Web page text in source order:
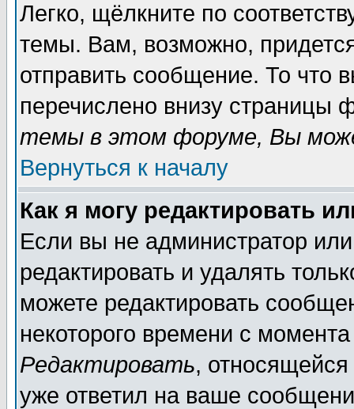
Легко, щёлкните по
темы. Вам, возможно,
отправить сообщение. То что
перечислено внизу страницы
темы в этом форуме, Вы
Вернуться к началу
Как я могу редактировать
Если вы не администратор
редактировать и удалять
можете редактировать
некоторого времени с
Редактировать,
уже ответил на ваше